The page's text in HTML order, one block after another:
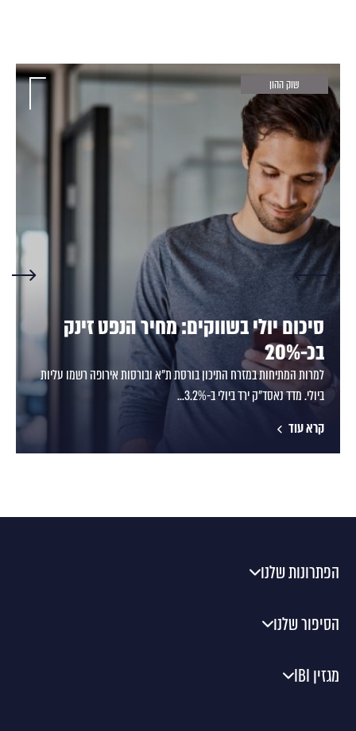
שוק ההון
סיכום יולי בשווקים: מחיר הנפט זינק
בכ-20%
למרות המתיחות במזרח התיכון בורסת ת"א ובורסות אירופה רשמו עליות
ביולי. מדד נאסד"ק ירד ביולי ב-3.2%...
קרא עוד
הפתרונות שלנו
הסיפור שלנו
מגזין IBI